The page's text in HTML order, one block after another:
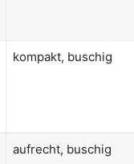
kompakt, buschig
aufrecht, buschig